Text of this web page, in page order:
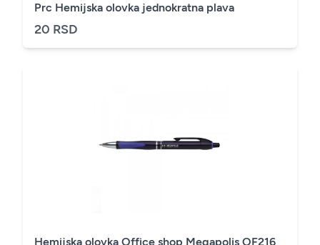
Prc Hemijska olovka jednokratna plava
20 RSD
Hemijska olovka Office shop Megapolis OF216